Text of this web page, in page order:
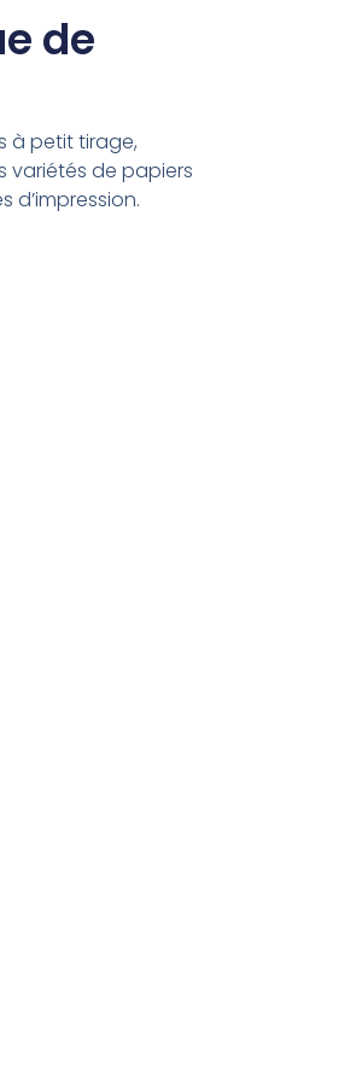
de
à petit tirage,
variétés de papiers
d’impression.